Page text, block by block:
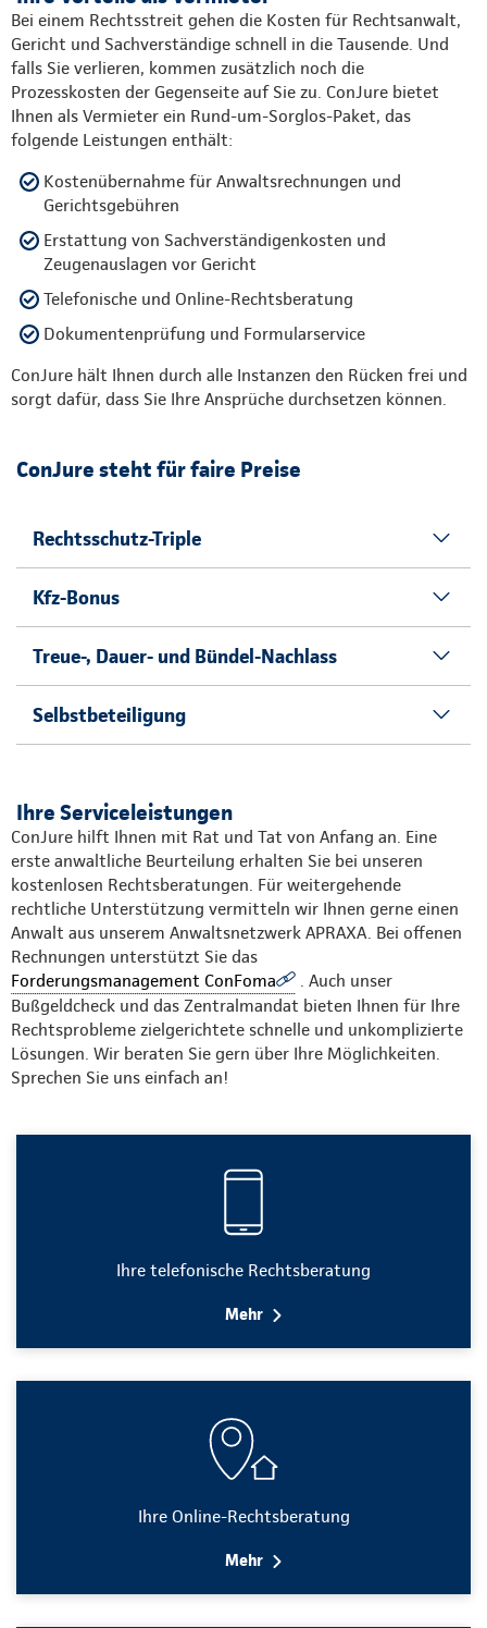
Bei einem Rechtsstreit gehen die Kosten für Rechtsanwalt,
Gericht und Sachverständige schnell in die Tausende. Und
falls Sie verlieren, kommen zusätzlich noch die
Prozesskosten der Gegenseite auf Sie zu. ConJure bietet
Ihnen als Vermieter ein Rund-um-Sorglos-Paket, das
folgende Leistungen enthält:
Kostenübernahme für Anwaltsrechnungen und
Gerichtsgebühren
Erstattung von Sachverständigenkosten und
Zeugenauslagen vor Gericht
Telefonische und Online-Rechtsberatung
Dokumentenprüfung und Formularservice
ConJure hält Ihnen durch alle Instanzen den Rücken frei und
sorgt dafür, dass Sie Ihre Ansprüche durchsetzen können.
ConJure steht für faire Preise
Rechtsschutz-Triple
Kfz-Bonus
Treue-, Dauer- und Bündel-Nachlass
Selbstbeteiligung
Ihre Serviceleistungen
ConJure hilft Ihnen mit Rat und Tat von Anfang an. Eine
erste anwaltliche Beurteilung erhalten Sie bei unseren
kostenlosen Rechtsberatungen. Für weitergehende
rechtliche Unterstützung vermitteln wir Ihnen gerne einen
Anwalt aus unserem Anwaltsnetzwerk APRAXA. Bei offenen
Rechnungen unterstützt Sie das
Forderungsmanagement ConFoma
. Auch unser
Bußgeldcheck und das Zentralmandat bieten Ihnen für Ihre
Rechtsprobleme zielgerichtete schnelle und unkomplizierte
Lösungen. Wir beraten Sie gern über Ihre Möglichkeiten.
Sprechen Sie uns einfach an!
Ihre telefonische Rechtsberatung
Mehr
Ihre Online-Rechtsberatung
Mehr